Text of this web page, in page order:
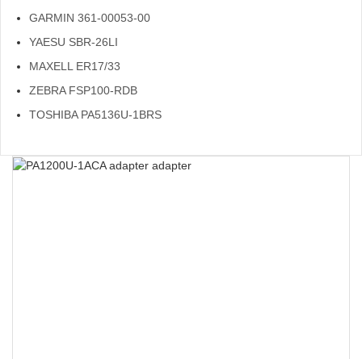
GARMIN 361-00053-00
YAESU SBR-26LI
MAXELL ER17/33
ZEBRA FSP100-RDB
TOSHIBA PA5136U-1BRS